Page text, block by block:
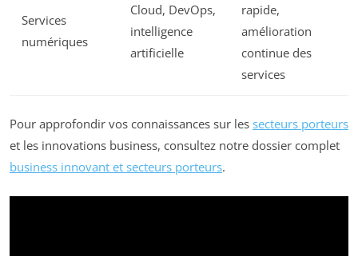
Services
numériques
Cloud, DevOps,
intelligence
artificielle
rapide,
amélioration
continue des
services
Pour approfondir vos connaissances sur les secteurs porteurs
et les innovations business, consultez notre dossier complet
business innovant et secteurs porteurs.